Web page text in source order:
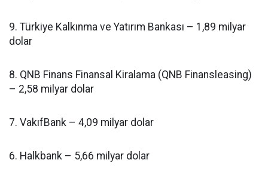
9. Türkiye Kalkınma ve Yatırım Bankası – 1,89 milyar
dolar
8. QNB Finans Finansal Kiralama (QNB Finansleasing)
– 2,58 milyar dolar
7. VakıfBank – 4,09 milyar dolar
6. Halkbank – 5,66 milyar dolar